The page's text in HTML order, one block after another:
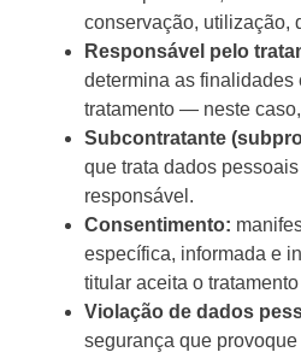
conservação, utilização,
Responsável pelo
determina as finalidades
tratamento — neste
Subcontratante
que trata dados
responsável.
Consentimento:
específica, informada e
titular aceita o
Violação de dados
segurança que